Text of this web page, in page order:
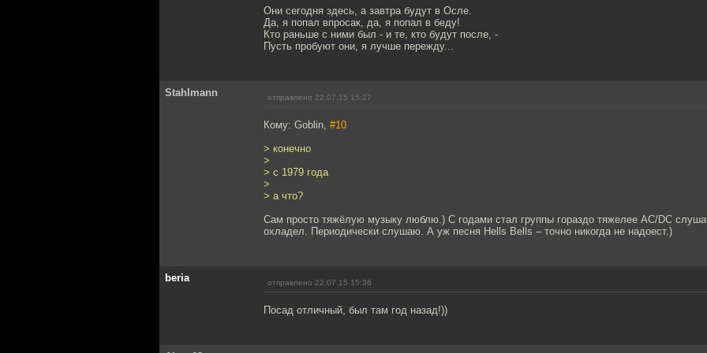
Они сегодня здесь, а завтра будут в Осле.
Да, я попал впросак, да, я попал в беду!
Кто раньше с ними был - и те, кто будут после, -
Пусть пробуют они, я лучше пережду...
Stahlmann отправлено 22.07.15 15:27
Кому: Goblin, #10
> конечно
>
> с 1979 года
>
> а что?
Сам просто тяжёлую музыку люблю.) С годами стал группы гораздо тяжелее AC/DC
охладел. Периодически слушаю. А уж песня Hells Bells – точно никогда не надоест.)
beria отправлено 22.07.15 15:36
Посад отличный, был там год назад!))